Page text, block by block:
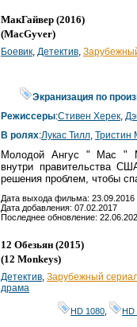
МакГайвер (2016)
(MacGyver)
Боевик, Детектив,
Экранизация по
Режиссеры:Стивен Херек,
В ролях:Лукас Тилл, Тристин
Молодой Ангус " Mac "
внутри правительства
решения проблем, чтобы
Дата выхода фильма: 23.09.2016
Дата добавления: 07.02.2017
Последнее обновление:
12 Обезьян (2015)
(12 Monkeys)
Детектив, Зарубежный
драма
HD 1080 HD